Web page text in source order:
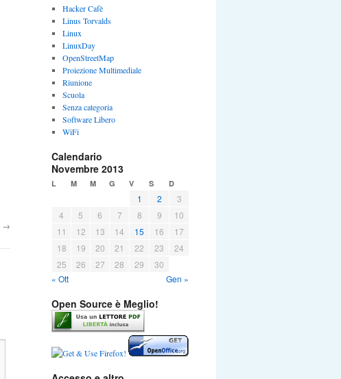
→
Hacker Cafè
Linus Torvalds
Linux
LinuxDay
OpenStreetMap
Proiezione Multimediale
Riunione
Scuola
Senza categoria
Software Libero
WiFi
Calendario
Novembre 2013
L M M G V S D
1 2
3
4
5 6 7 8 9
10
11
12 13 14 15 16
17
18
19 20 21 22 23
24
25
26 27 28 29
30
« Ott
Gen »
Open Source è Meglio!